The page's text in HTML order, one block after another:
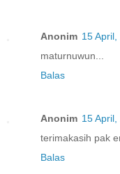
Anonim 15
maturnuwun...
Balas
Anonim 15
terimakasih pak
Balas